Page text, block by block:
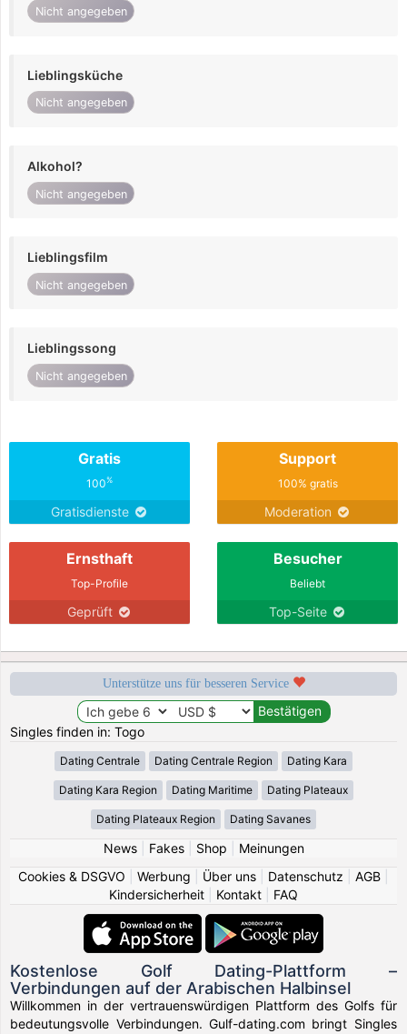
Nicht angegeben
Lieblingsküche
Nicht angegeben
Alkohol?
Nicht angegeben
Lieblingsfilm
Nicht angegeben
Lieblingssong
Nicht angegeben
Gratis
100%
Gratisdienste
Support
100% gratis
Moderation
Ernsthaft
Top-Profile
Geprüft
Besucher
Beliebt
Top-Seite
Unterstütze uns für besseren Service
Singles finden in: Togo
Dating Centrale Dating Centrale Region Dating Kara
Dating Kara Region Dating Maritime Dating Plateaux
Dating Plateaux Region Dating Savanes
News| Fakes| Shop
Meinungen
Cookies & DSGVO
Werbung Über uns Datenschutz AGB
Kindersicherheit
Kontakt FAQ
Kostenlose Golf Dating-Plattform –
Verbindungen auf der Arabischen Halbinsel
Willkommen in der vertrauenswürdigen Plattform des Golfs für
bedeutungsvolle Verbindungen. Gulf-dating.com bringt Singles